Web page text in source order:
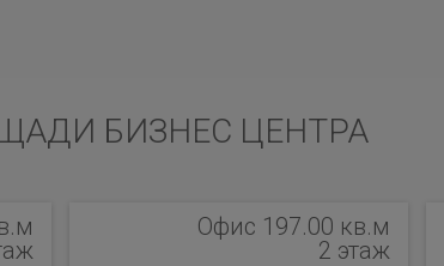
БИЗНЕС ЦЕНТРА
Офис 197.00 кв.м
2 этаж